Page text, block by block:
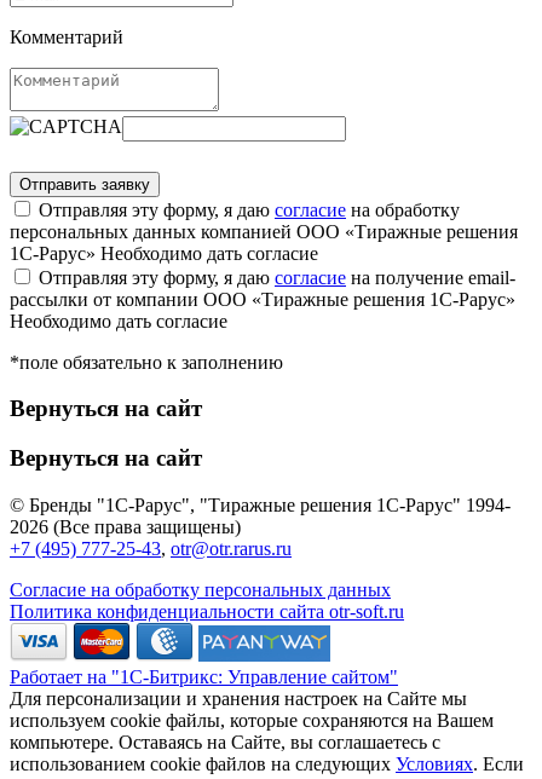
Комментарий
Отправляя эту форму, я даю согласие на обработку
персональных данных компанией ООО «Тиражные решения
1С-Рарус» Необходимо дать согласие
Отправляя эту форму, я даю согласие на получение email-
рассылки от компании ООО «Тиражные решения 1С-Рарус»
Необходимо дать согласие
*поле обязательно к заполнению
Вернуться на сайт
Вернуться на сайт
© Бренды "1С-Рарус", "Тиражные решения 1С-Рарус" 1994-
2026 (Все права защищены)
+7 (495) 777-25-43, otr@otr.rarus.ru
Согласие на обработку персональных данных
Политика конфиденциальности сайта otr-soft.ru
Работает на "1С-Битрикс: Управление сайтом"
Для персонализации и хранения настроек на Сайте мы
используем cookie файлы, которые сохраняются на Вашем
компьютере. Оставаясь на Сайте, вы соглашаетесь с
использованием cookie файлов на следующих Условиях. Если